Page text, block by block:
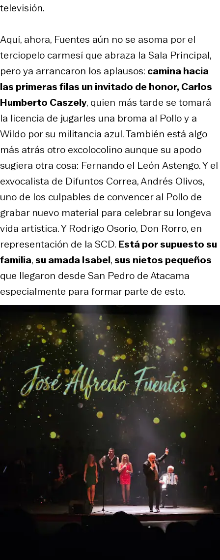
televisión.
Aquí, ahora, Fuentes aún no se asoma por el
terciopelo carmesí que abraza la Sala Principal,
pero ya arrancaron los aplausos: camina hacia
las primeras filas un invitado de honor, Carlos
Humberto Caszely, quien más tarde se tomará
la licencia de jugarles una broma al Polloy a
Wildo por su militancia azul. También está algo
más atrás otro excolocolino aunque su apodo
sugiera otra cosa: Fernando el León Astengo. Y el
exvocalista de Difuntos Correa, Andrés Olivos,
uno de los culpables de convencer al Pollo de
grabar nuevo material para celebrar su longeva
vida artística. Y Rodrigo Osorio, Don Rorro, en
representación de la SCD. Está por supuesto su
familia,su amada Isabel,sus nietos pequeños
que llegaron desde San Pedro de Atacama
especialmente para formar parte de esto.